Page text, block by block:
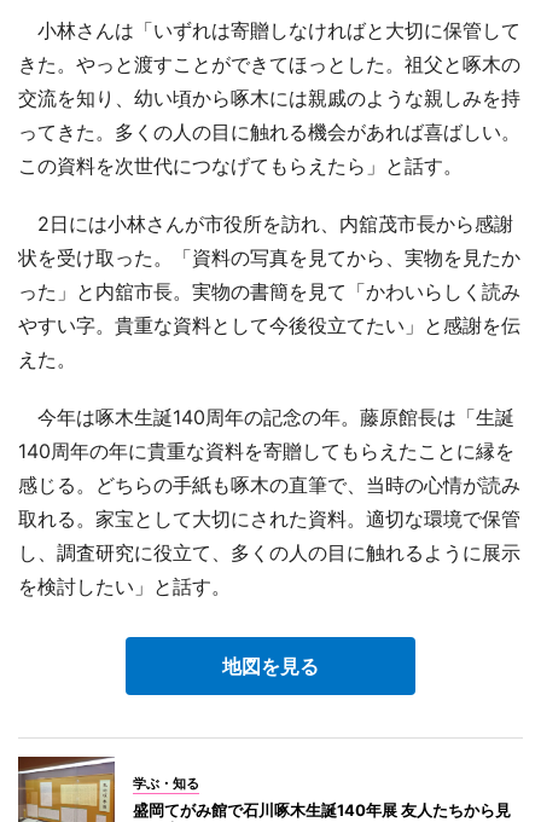
小林さんは「いずれは寄贈しなければと大切に保管して
きた。やっと渡すことができてほっとした。祖父と啄木の
交流を知り、幼い頃から啄木には親戚のような親しみを持
ってきた。多くの人の目に触れる機会があれば喜ばしい。
この資料を次世代につなげてもらえたら」と話す。
2日には小林さんが市役所を訪れ、内舘茂市長から感謝
状を受け取った。「資料の写真を見てから、実物を見たか
った」と内舘市長。実物の書簡を見て「かわいらしく読み
やすい字。貴重な資料として今後役立てたい」と感謝を伝
えた。
今年は啄木生誕140周年の記念の年。藤原館長は「生誕
140周年の年に貴重な資料を寄贈してもらえたことに縁を
感じる。どちらの手紙も啄木の直筆で、当時の心情が読み
取れる。家宝として大切にされた資料。適切な環境で保管
し、調査研究に役立て、多くの人の目に触れるように展示
を検討したい」と話す。
地図を見る
学ぶ・知る
盛岡てがみ館で石川啄木生誕140年展 友人たちから見